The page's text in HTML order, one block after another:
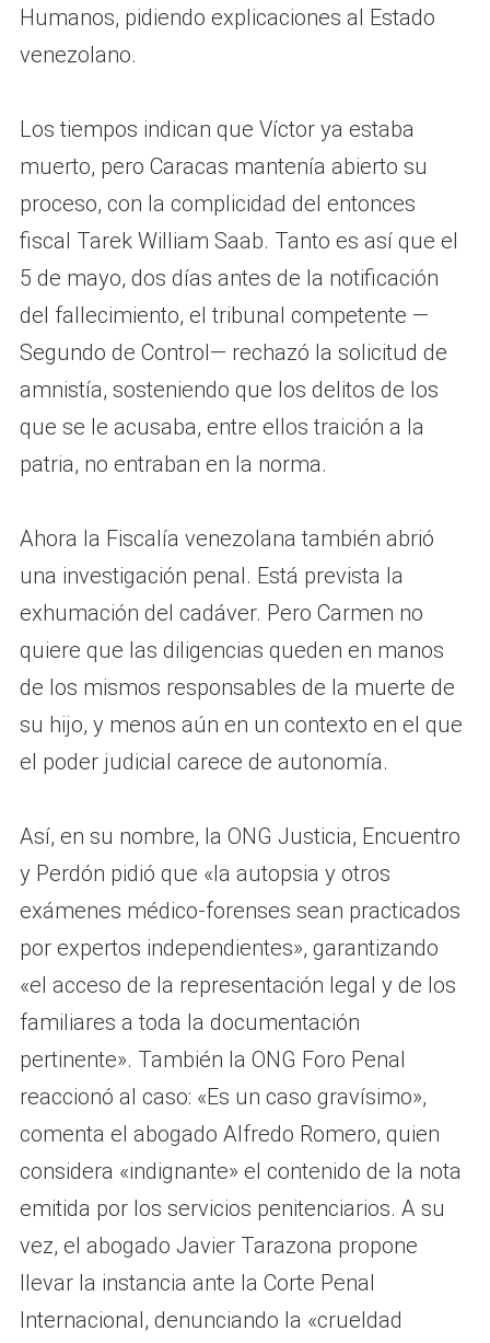
Humanos, pidiendo explicaciones al Estado
venezolano.
Los tiempos indican que Víctor ya estaba
muerto, pero Caracas mantenía abierto su
proceso, con la complicidad del entonces
fiscal Tarek William Saab. Tanto es así que el
5 de mayo, dos días antes de la notificación
del fallecimiento, el tribunal competente —
Segundo de Control— rechazó la solicitud de
amnistía, sosteniendo que los delitos de los
que se le acusaba, entre ellos traición a la
patria, no entraban en la norma.
Ahora la Fiscalía venezolana también abrió
una investigación penal. Está prevista la
exhumación del cadáver. Pero Carmen no
quiere que las diligencias queden en manos
de los mismos responsables de la muerte de
su hijo, y menos aún en un contexto en el que
el poder judicial carece de autonomía.
Así, en su nombre, la ONG Justicia, Encuentro
y Perdón pidió que «la autopsia y otros
exámenes médico-forenses sean practicados
por expertos independientes», garantizando
«el acceso de la representación legal y de los
familiares a toda la documentación
pertinente». También la ONG Foro Penal
reaccionó al caso: «Es un caso gravísimo»,
comenta el abogado Alfredo Romero, quien
considera «indignante» el contenido de la nota
emitida por los servicios penitenciarios. A su
vez, el abogado Javier Tarazona propone
llevar la instancia ante la Corte Penal
Internacional, denunciando la «crueldad